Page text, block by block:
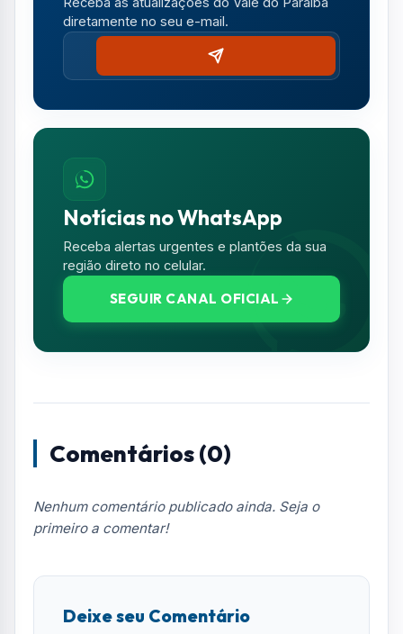
emitidas pela SJC Film Commission, incluindo
produções do Globoplay e da Netflix.
Resumo de Notícias
Receba as atualizações do Vale do Paraíba
diretamente no seu e-mail.
Notícias no WhatsApp